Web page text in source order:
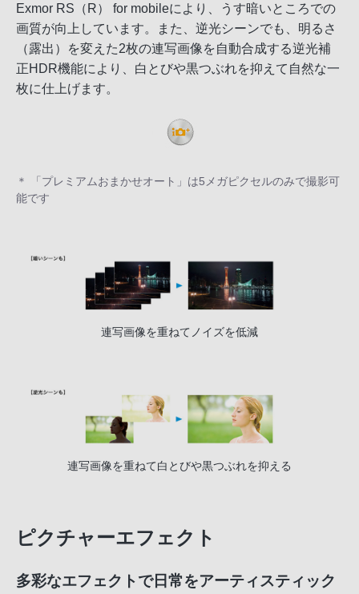
Exmor RS（R） for mobileにより、うす暗いところでの
画質が向上しています。また、逆光シーンでも、明るさ
（露出）を変えた2枚の連写画像を自動合成する逆光補
正HDR機能により、白とびや黒つぶれを抑えて自然な一
枚に仕上げます。
＊ 「プレミアムおまかせオート」は5メガピクセルのみで撮影可
能です
連写画像を重ねてノイズを低減
連写画像を重ねて白とびや黒つぶれを抑える
ピクチャーエフェクト
多彩なエフェクトで日常をアーティスティック